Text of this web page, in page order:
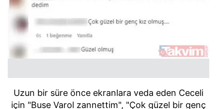
Uzun bir süre önce ekranlara veda eden Ceceli
için "Buse Varol zannettim", "Çok güzel bir genç